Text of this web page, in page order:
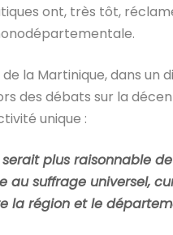
ont, très tôt,
la Martinique, dans un
des débats sur la
unique :
serait plus raisonnable
au suffrage universel,
la région et le